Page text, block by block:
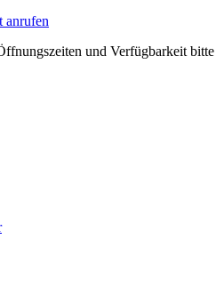
anrufen
und Verfügbarkeit bitte